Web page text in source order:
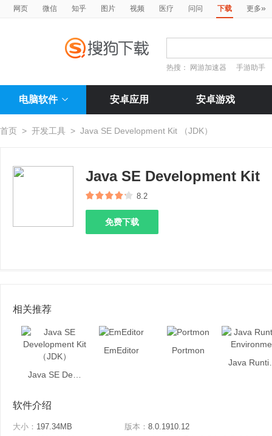
网页 微信 知乎 图片 视频 医疗 问问 下载 更多»
热搜： 网游加速器 手游助手
电脑软件 安卓应用 安卓游戏
首页 > 开发工具 > Java SE Development Kit （JDK）
Java SE Development Kit
8.2
免费下载
相关推荐
EmEditor
Portmon
软件介绍
大小： 197.34MB 版本： 8.0.1910.12